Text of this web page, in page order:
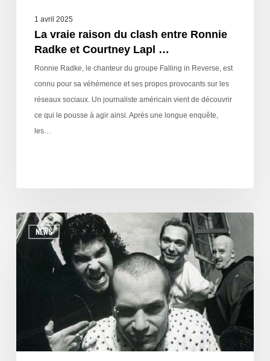
1 avril 2025
La vraie raison du clash entre Ronnie
Radke et Courtney Lapl …
Ronnie Radke, le chanteur du groupe Falling in Reverse, est
connu pour sa véhémence et ses propos provocants sur les
réseaux sociaux. Un journaliste américain vient de découvrir
ce qui le pousse à agir ainsi. Après une longue enquête,
les…
NEWS